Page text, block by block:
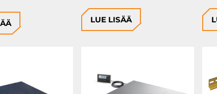
LUE LISÄÄ